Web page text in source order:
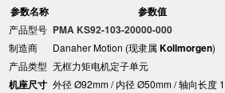
参数名称 参数值
产品型号 ​PMA KS92-103-20000-000​
制造商 Danaher Motion (现隶属 ​​Kollmorgen​​)
产品类型 无框力矩电机定子单元
​机座尺寸​ 外径 Ø92mm / 内径 Ø50mm / 轴向长度